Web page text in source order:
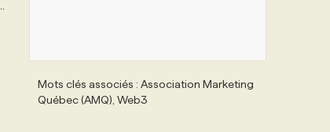
Mots clés associés : Association Marketing
Québec (AMQ), Web3